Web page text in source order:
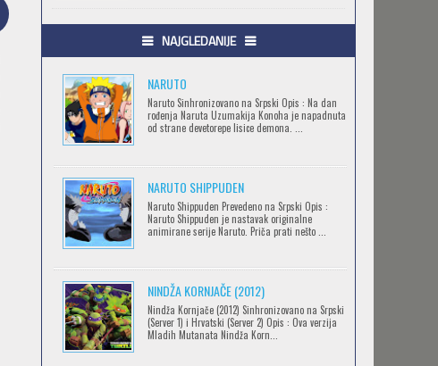
.HACK//GIFT
Feb 12 2023 |Gledaj »
.HACK//LIMINALITY
SOVA I EKIPA
Feb 12 2023 |Gledaj »
BLOODIVORES
Feb 12 2023 |Gledaj »
NAJGLEDANIJE
NARUTO
Naruto Sinhronizovano na Srpski Opis : Na dan
rođenja Naruta Uzumakija Konoha je napadnuta
od strane devetorepe lisice demona. ...
NARUTO SHIPPUDEN
Naruto Shippuden Prevedeno na Srpski Opis :
Naruto Shippuden je nastavak originalne
animirane serije Naruto. Priča prati nešto ...
NINDŽA KORNJAČE (2012)
Nindža Kornjače (2012) Sinhronizovano na Srpski
(Server 1) i Hrvatski (Server 2) Opis : Ova verzija
Mladih Mutanata Nindža Korn...